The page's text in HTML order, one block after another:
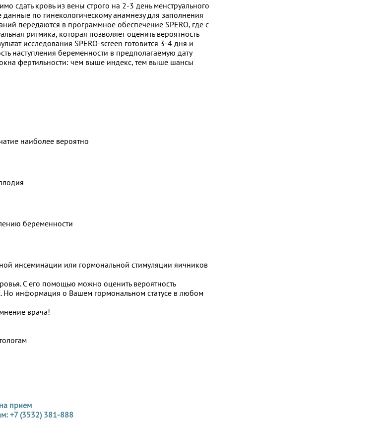
сдать кровь из вены строго на 2-3 день менструального
по гинекологическому анамнезу для заполнения
передаются в программное обеспечение SPERO, где с
ритмика, которая позволяет оценить вероятность
исследования SPERO-screen готовится 3-4 дня и
наступления беременности в предполагаемую дату
фертильности: чем выше индекс, тем выше шансы
наиболее вероятно
беременности
инсеминации или гормональной стимуляции яичников
С его помощью можно оценить вероятность
Но информация о Вашем гормональном статусе в любом
врача!
прием
+7 (3532) 381-888